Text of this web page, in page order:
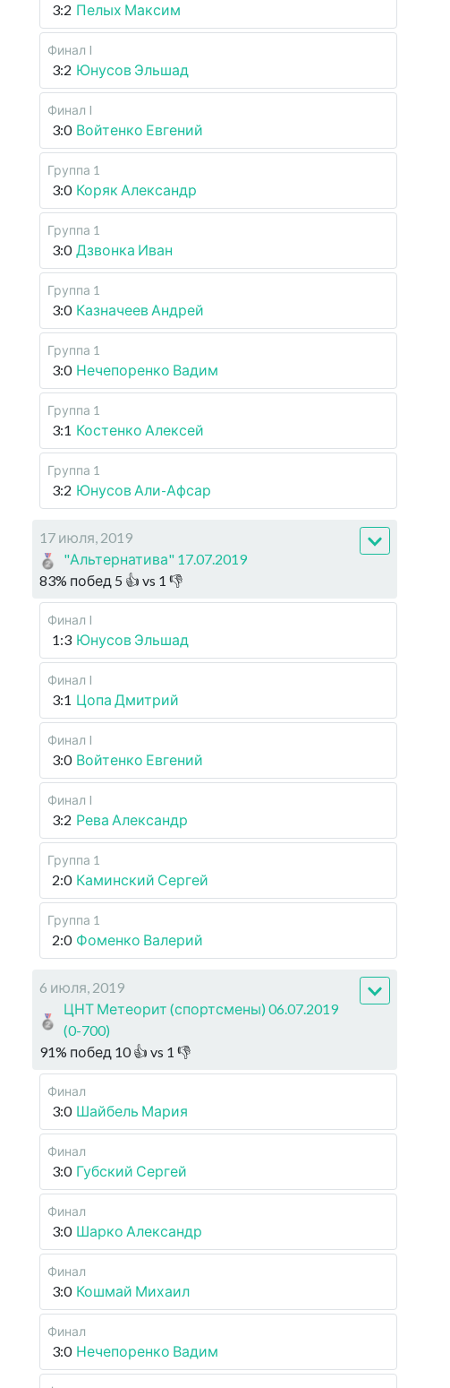
3:2 Пелых Максим
Финал I
3:2 Юнусов Эльшад
Финал I
3:0 Войтенко Евгений
Группа 1
3:0 Коряк Александр
Группа 1
3:0 Дзвонка Иван
Группа 1
3:0 Казначеев Андрей
Группа 1
3:0 Нечепоренко Вадим
Группа 1
3:1 Костенко Алексей
Группа 1
3:2 Юнусов Али-Афсар
17 июля, 2019
"Альтернатива" 17.07.2019
83% побед 5 👍 vs 1 👎
Финал I
1:3 Юнусов Эльшад
Финал I
3:1 Цопа Дмитрий
Финал I
3:0 Войтенко Евгений
Финал I
3:2 Рева Александр
Группа 1
2:0 Каминский Сергей
Группа 1
2:0 Фоменко Валерий
6 июля, 2019
ЦНТ Метеорит (спортсмены) 06.07.2019
(0-700)
91% побед 10👍 vs 1 👎
Финал
3:0 Шайбель Мария
Финал
3:0 Губский Сергей
Финал
3:0 Шарко Александр
Финал
3:0 Кошмай Михаил
Финал
3:0 Нечепоренко Вадим